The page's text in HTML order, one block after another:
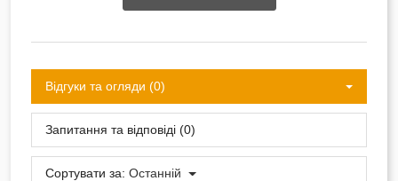
Відгуки та огляди (0)
Запитання та відповіді (0)
Сортувати за: Останній